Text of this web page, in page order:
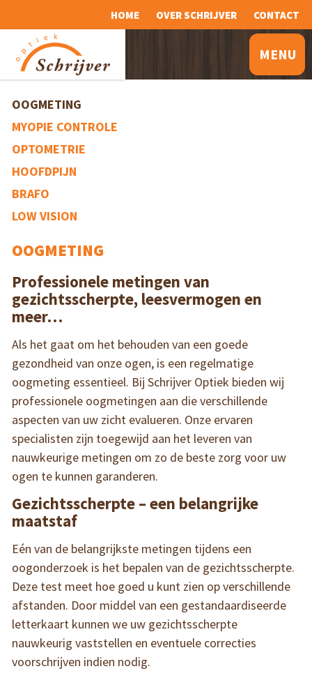
HOME OVER SCHRIJVER CONTACT
MENU
OOGMETING
MYOPIE CONTROLE
OPTOMETRIE
HOOFDPIJN
BRAFO
LOW VISION
OOGMETING
Professionele metingen van
gezichtsscherpte, leesvermogen en
meer…
Als het gaat om het behouden van een goede
gezondheid van onze ogen, is een regelmatige
oogmeting essentieel. Bij Schrijver Optiek bieden wij
professionele oogmetingen aan die verschillende
aspecten van uw zicht evalueren. Onze ervaren
specialisten zijn toegewijd aan het leveren van
nauwkeurige metingen om zo de beste zorg voor uw
ogen te kunnen garanderen.
Gezichtsscherpte – een belangrijke
maatstaf
Eén van de belangrijkste metingen tijdens een
oogonderzoek is het bepalen van de gezichtsscherpte.
Deze test meet hoe goed u kunt zien op verschillende
afstanden. Door middel van een gestandaardiseerde
letterkaart kunnen we uw gezichtsscherpte
nauwkeurig vaststellen en eventuele correcties
voorschrijven indien nodig.